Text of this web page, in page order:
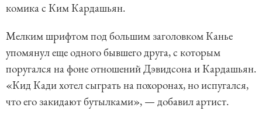
комика с Ким Кардашьян.
Мелким шрифтом под большим заголовком Канье
упомянул еще одного бывшего друга, с которым
поругался на фоне отношений Дэвидсона и Кардашьян.
«Кид Кади хотел сыграть на похоронах, но испугался,
что его закидают бутылками», — добавил артист.